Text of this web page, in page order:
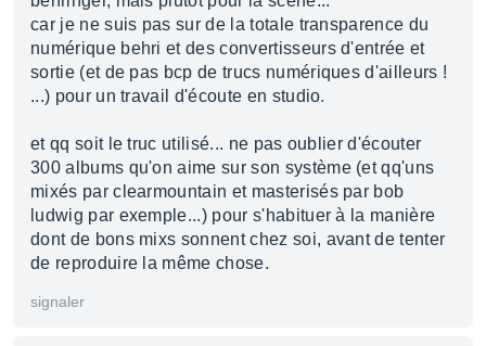
car je ne suis pas sur de la totale transparence du
numérique behri et des convertisseurs d'entrée et
sortie (et de pas bcp de trucs numériques d'ailleurs !
...) pour un travail d'écoute en studio.
et qq soit le truc utilisé... ne pas oublier d'écouter
300 albums qu'on aime sur son système (et qq'uns
mixés par clearmountain et masterisés par bob
ludwig par exemple...) pour s'habituer à la manière
dont de bons mixs sonnent chez soi, avant de tenter
de reproduire la même chose.
signaler